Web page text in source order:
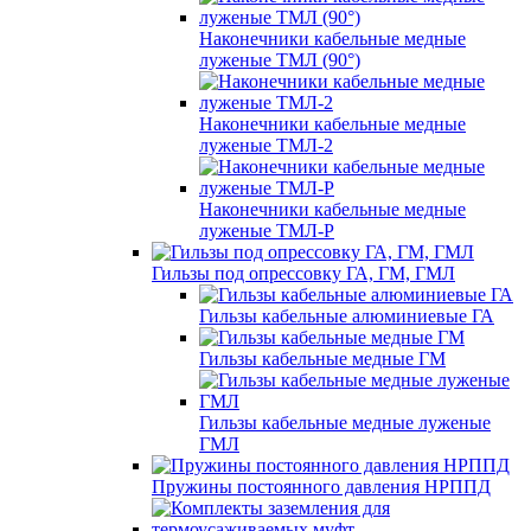
Наконечники кабельные медные
луженые ТМЛ (90°)
Наконечники кабельные медные
луженые ТМЛ-2
Наконечники кабельные медные
луженые ТМЛ-Р
Гильзы под опрессовку ГА, ГМ, ГМЛ
Гильзы кабельные алюминиевые ГА
Гильзы кабельные медные ГМ
Гильзы кабельные медные луженые
ГМЛ
Пружины постоянного давления НРППД